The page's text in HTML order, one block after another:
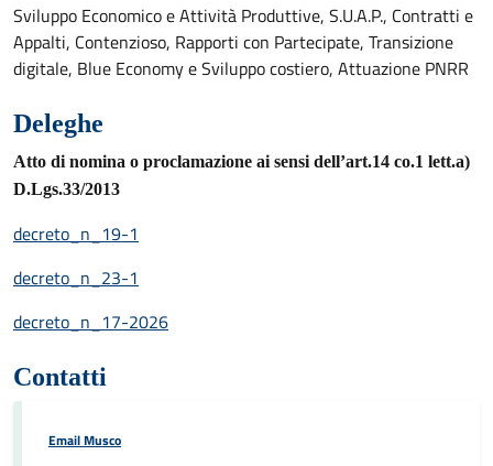
Sviluppo Economico e Attività Produttive, S.U.A.P., Contratti e
Appalti, Contenzioso, Rapporti con Partecipate, Transizione
digitale, Blue Economy e Sviluppo costiero, Attuazione PNRR
Deleghe
Atto di nomina o proclamazione ai sensi dell’art.14 co.1 lett.a)
D.Lgs.33/2013
decreto_n_19-1
decreto_n_23-1
decreto_n_17-2026
Contatti
Email Musco